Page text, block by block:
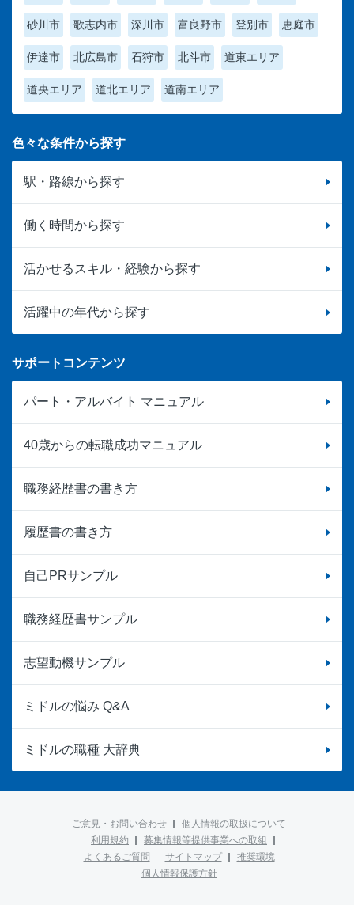
砂川市 歌志内市 深川市 富良野市 登別市 恵庭市
伊達市 北広島市 石狩市 北斗市 道東エリア
道央エリア 道北エリア 道南エリア
色々な条件から探す
駅・路線から探す
働く時間から探す
活かせるスキル・経験から探す
活躍中の年代から探す
サポートコンテンツ
パート・アルバイト マニュアル
40歳からの転職成功マニュアル
職務経歴書の書き方
履歴書の書き方
自己PRサンプル
職務経歴書サンプル
志望動機サンプル
ミドルの悩み Q&A
ミドルの職種 大辞典
ご意見・お問い合わせ
個人情報の取扱について
利用規約
募集情報等提供事業への取組
よくあるご質問
サイトマップ
推奨環境
個人情報保護方針